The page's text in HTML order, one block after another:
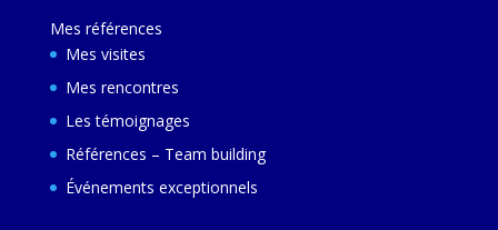
Mes références
Mes visites
Mes rencontres
Les témoignages
Références – Team building
Événements exceptionnels